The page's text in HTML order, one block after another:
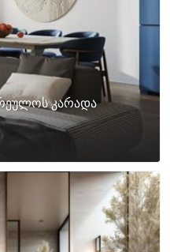
კარადა